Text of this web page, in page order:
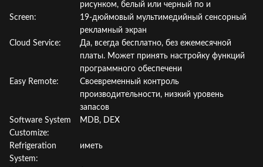
рисунком, белый или черный по и
Screen:
19-дюймовый мультимедийный сенсорный
рекламный экран
Cloud Service:
Да, всегда бесплатно, без ежемесячной
платы. Может принять настройку функций
программного обеспечени
Easy Remote:
Своевременный контроль
производительности, низкий уровень
запасов
Software System
Customize:
MDB, DEX
Refrigeration
System:
иметь